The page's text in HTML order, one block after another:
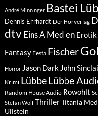
André Minninger Bastei
Dennis Ehrhardt Der Hörverlag
dtvEins A Medien Erotik
Fantasy Festa Fischer
Horror Jason Dark John
Krimi LübbeLübbe
Random House Audio Rowohlt
Stefan Wolf ThrillerTitania
Ullstein